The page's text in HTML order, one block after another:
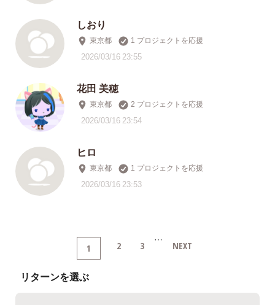
しおり
東京都 1 プロジェクトを応援
2026/03/16 23:55
花田 美穂
東京都 2 プロジェクトを応援
2026/03/16 23:54
ヒロ
東京都 1 プロジェクトを応援
2026/03/16 23:53
1 2 3 … NEXT
リターンを選ぶ